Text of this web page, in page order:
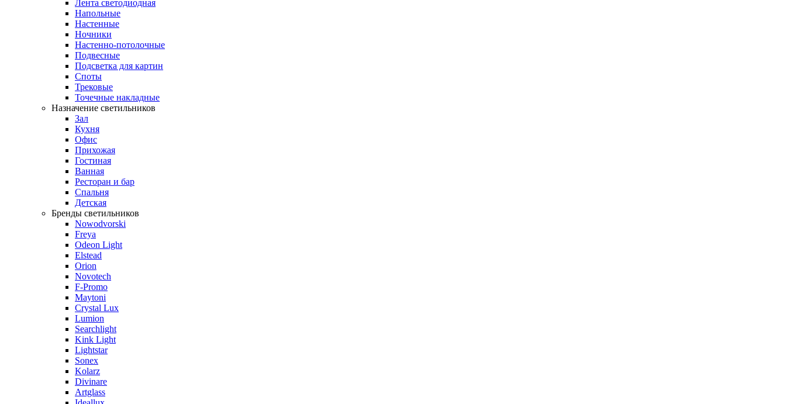
Лента светодиодная
Напольные
Настенные
Ночники
Настенно-потолочные
Подвесные
Подсветка для картин
Споты
Трековые
Точечные накладные
Назначение светильников
Зал
Кухня
Офис
Прихожая
Гостиная
Ванная
Ресторан и бар
Спальня
Детская
Бренды светильников
Nowodvorski
Freya
Odeon Light
Elstead
Orion
Novotech
F-Promo
Maytoni
Crystal Lux
Lumion
Searchlight
Kink Light
Lightstar
Sonex
Kolarz
Divinare
Artglass